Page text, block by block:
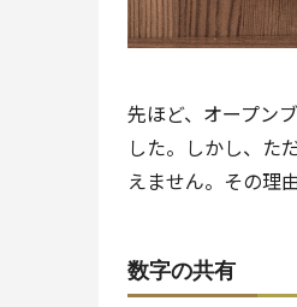
先ほど、オープン
した。しかし、た
えません。その理
数字の共有